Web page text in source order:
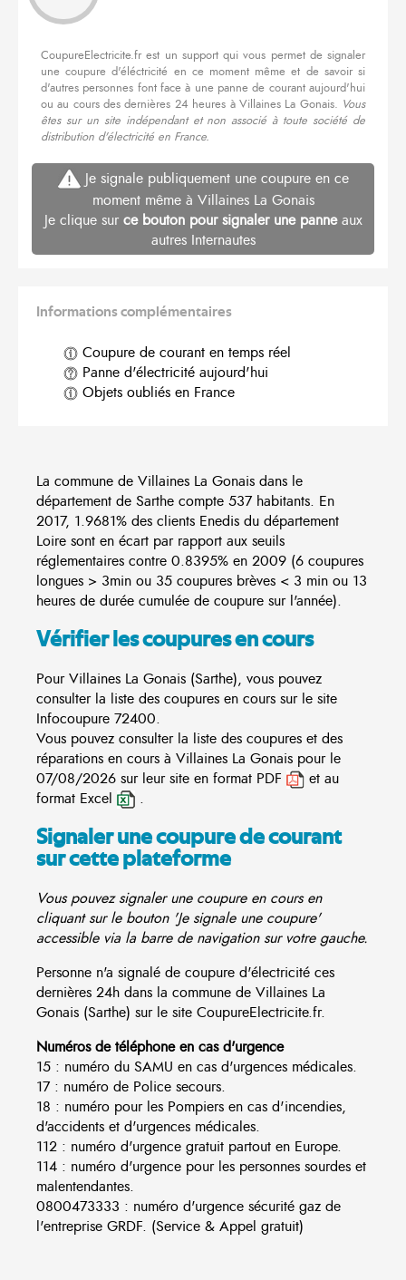
CoupureElectricite.fr est un support qui vous permet de signaler
une coupure d'éléctricité en ce moment même et de savoir si
d'autres personnes font face à une panne de courant aujourd'hui
ou au cours des dernières 24 heures à Villaines La Gonais. Vous
êtes sur un site indépendant et non associé à toute société de
distribution d'électricité en France.
Je signale publiquement une coupure en ce
moment même à Villaines La Gonais
Je clique sur ce bouton pour signaler une panneaux
autres Internautes
Informations complémentaires
Coupure de courant en temps réel
Panne d'électricité aujourd'hui
Objets oubliés en France
La commune de Villaines La Gonais dans le
département de Sarthe compte 537 habitants. En
2017, 1.9681% des clients Enedis du département
Loire sont en écart par rapport aux seuils
réglementaires contre 0.8395% en 2009 (6 coupures
longues > 3min ou 35 coupures brèves < 3 min ou 13
heures de durée cumulée de coupure sur l'année).
Vérifier les coupures en cours
Pour Villaines La Gonais (Sarthe), vous pouvez
consulter la liste des coupures en cours sur le site
Infocoupure 72400.
Vous pouvez consulter la liste des coupures et des
réparations en cours à Villaines La Gonais pour le
07/08/2026 sur leur site en format PDF
et au
format Excel
.
Signaler une coupure de courant
sur cette plateforme
Vous pouvez signaler une coupure en cours en
cliquant sur le bouton 'Je signale une coupure'
accessible via la barre de navigation sur votre gauche.
Personne n'a signalé de coupure d'électricité ces
dernières 24h dans la commune de Villaines La
Gonais (Sarthe) sur le site CoupureElectricite.fr.
Numéros de téléphone en cas d'urgence
15 : numéro du SAMU en cas d'urgences médicales.
17 : numéro de Police secours.
18 : numéro pour les Pompiers en cas d'incendies,
d'accidents et d'urgences médicales.
112 : numéro d'urgence gratuit partout en Europe.
114 : numéro d'urgence pour les personnes sourdes et
malentendantes.
0800473333 : numéro d'urgence sécurité gaz de
l'entreprise GRDF. (Service & Appel gratuit)